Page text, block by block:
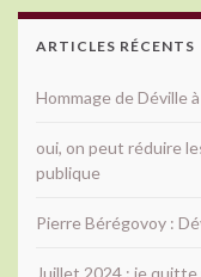
ARTICLES RÉCENTS
Hommage de Déville
oui, on peut réduire
publique
Pierre Bérégovoy :
Juillet 2024 : je quitte